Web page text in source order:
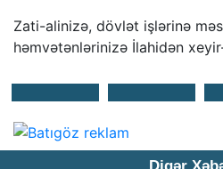
Zati-alinizə, dövlət işlərinə
həmvətənlərinizə İlahidən
Digər